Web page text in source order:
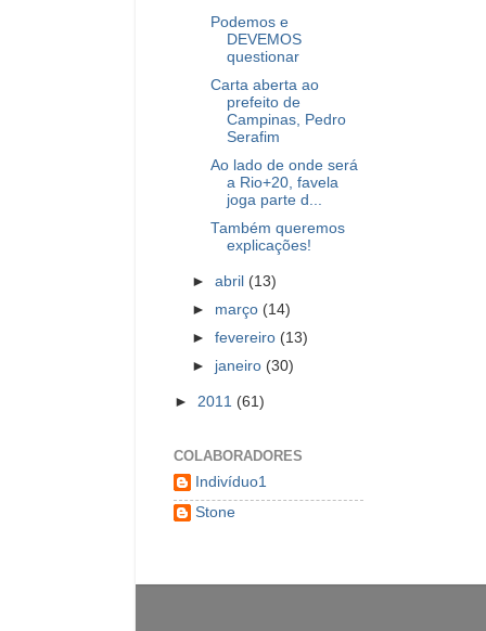
Podemos e
DEVEMOS
questionar
Carta aberta ao
prefeito de
Campinas, Pedro
Serafim
Ao lado de onde será
a Rio+20, favela
joga parte d...
Também queremos
explicações!
►abril (13)
► março (14)
►fevereiro (13)
► janeiro (30)
► 2011 (61)
COLABORADORES
Indivíduo1
Stone